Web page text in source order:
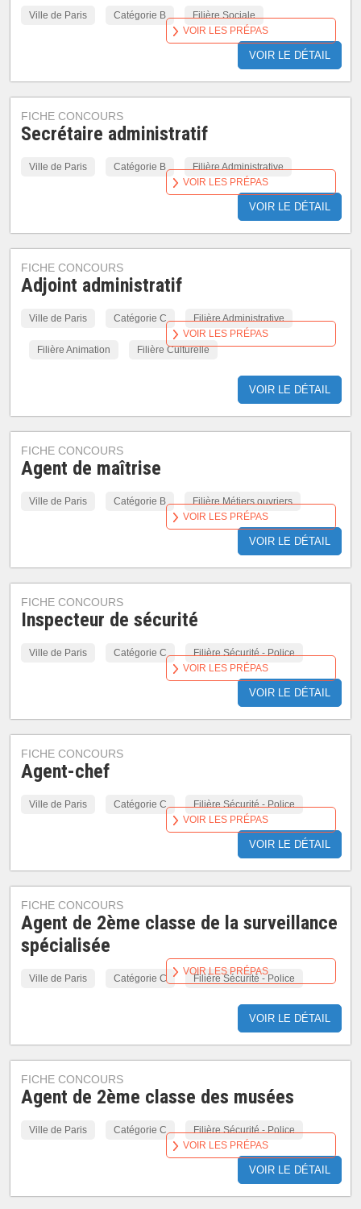
Ville de Paris Catégorie B Filière Sociale
VOIR LE DÉTAIL
VOIR LES PRÉPAS
FICHE CONCOURS
Secrétaire administratif
Ville de Paris Catégorie B Filière Administrative
VOIR LE DÉTAIL
VOIR LES PRÉPAS
FICHE CONCOURS
Adjoint administratif
Ville de Paris Catégorie C Filière Administrative
Filière Animation Filière Culturelle
VOIR LE DÉTAIL
VOIR LES PRÉPAS
FICHE CONCOURS
Agent de maîtrise
Ville de Paris Catégorie B Filière Métiers ouvriers
VOIR LE DÉTAIL
VOIR LES PRÉPAS
FICHE CONCOURS
Inspecteur de sécurité
Ville de Paris Catégorie C Filière Sécurité - Police
VOIR LE DÉTAIL
VOIR LES PRÉPAS
FICHE CONCOURS
Agent-chef
Ville de Paris Catégorie C Filière Sécurité - Police
VOIR LE DÉTAIL
VOIR LES PRÉPAS
FICHE CONCOURS
Agent de 2ème classe de la surveillance
spécialisée
Ville de Paris Catégorie C Filière Sécurité - Police
VOIR LE DÉTAIL
VOIR LES PRÉPAS
FICHE CONCOURS
Agent de 2ème classe des musées
Ville de Paris Catégorie C Filière Sécurité - Police
VOIR LE DÉTAIL
VOIR LES PRÉPAS